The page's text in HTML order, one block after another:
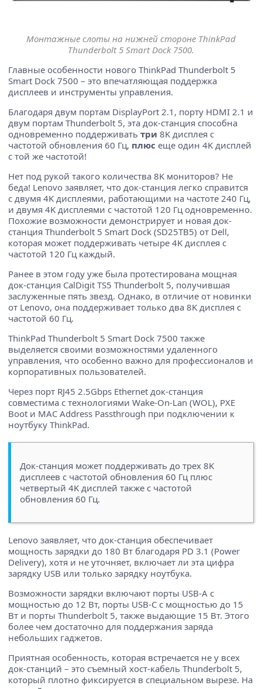
Монтажные слоты на нижней стороне ThinkPad
Thunderbolt 5 Smart Dock 7500.
Главные особенности нового ThinkPad Thunderbolt 5
Smart Dock 7500 – это впечатляющая поддержка
дисплеев и инструменты управления.
Благодаря двум портам DisplayPort 2.1, порту HDMI 2.1 и
двум портам Thunderbolt 5, эта док-станция способна
одновременно поддерживать три 8K дисплея с
частотой обновления 60 Гц, плюс еще один 4K дисплей
с той же частотой!
Нет под рукой такого количества 8K мониторов? Не
беда! Lenovo заявляет, что док-станция легко справится
с двумя 4K дисплеями, работающими на частоте 240 Гц,
и двумя 4K дисплеями с частотой 120 Гц одновременно.
Похожие возможности демонстрирует и новая док-
станция Thunderbolt 5 Smart Dock (SD25TB5) от Dell,
которая может поддерживать четыре 4K дисплея с
частотой 120 Гц каждый.
Ранее в этом году уже была протестирована мощная
док-станция CalDigit TS5 Thunderbolt 5, получившая
заслуженные пять звезд. Однако, в отличие от новинки
от Lenovo, она поддерживает только два 8K дисплея с
частотой 60 Гц.
ThinkPad Thunderbolt 5 Smart Dock 7500 также
выделяется своими возможностями удаленного
управления, что особенно важно для профессионалов и
корпоративных пользователей.
Через порт RJ45 2.5Gbps Ethernet док-станция
совместима с технологиями Wake-On-Lan (WOL), PXE
Boot и MAC Address Passthrough при подключении к
ноутбуку ThinkPad.
Док-станция может поддерживать до трех 8K
дисплеев с частотой обновления 60 Гц плюс
четвертый 4K дисплей также с частотой
обновления 60 Гц.
Lenovo заявляет, что док-станция обеспечивает
мощность зарядки до 180 Вт благодаря PD 3.1 (Power
Delivery), хотя и не уточняет, включает ли эта цифра
зарядку USB или только зарядку ноутбука.
Возможности зарядки включают порты USB-A с
мощностью до 12 Вт, порты USB-C с мощностью до 15
Вт и порты Thunderbolt 5, также выдающие 15 Вт. Этого
более чем достаточно для поддержания заряда
небольших гаджетов.
Приятная особенность, которая встречается не у всех
док-станций – это съемный хост-кабель Thunderbolt 5,
который плотно фиксируется в специальном вырезе. На